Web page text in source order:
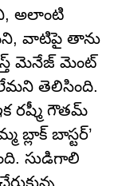
అలాంటి
వాటిపై తాను
మెనేజ్ మెంట్
తెలిసింది.
రష్మీ గౌతమ్
బ్లాక్ బాస్టర్’
సుడిగాలి